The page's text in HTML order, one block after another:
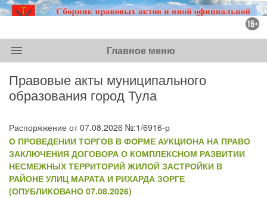
menu Главное меню
Правовые акты муниципального
образования город Тула
Распоряжение от 07.08.2026 №:1/6916-р
О ПРОВЕДЕНИИ ТОРГОВ В ФОРМЕ АУКЦИОНА НА ПРАВО
ЗАКЛЮЧЕНИЯ ДОГОВОРА О КОМПЛЕКСНОМ РАЗВИТИИ
НЕСМЕЖНЫХ ТЕРРИТОРИЙ ЖИЛОЙ ЗАСТРОЙКИ В
РАЙОНЕ УЛИЦ МАРАТА И РИХАРДА ЗОРГЕ
(ОПУБЛИКОВАНО 07.08.2026)